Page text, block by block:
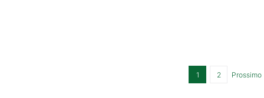
1 2 Prossimo